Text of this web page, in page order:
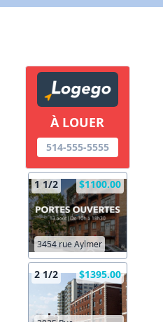
À LOUER
514-555-5555
1 1/2 $1100.00
3454 rue Aylmer
2 1/2 $1395.00